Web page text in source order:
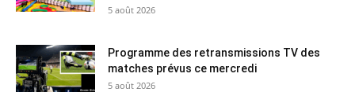
5 août 2026
Programme des retransmissions TV des
matches prévus ce mercredi
5 août 2026